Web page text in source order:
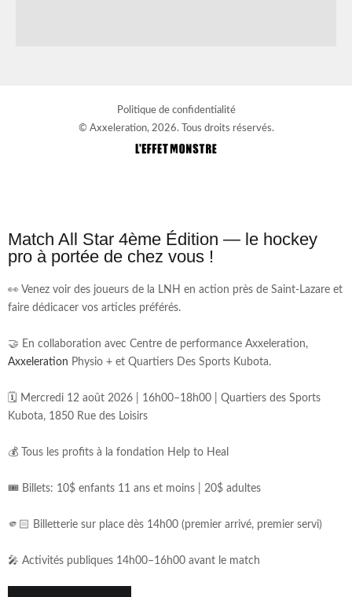
© Axxeleration, 2026. Tous droits réservés.
Politique de confidentialité
Match All Star 4ème Édition — le hockey
pro à portée de chez vous !
👀 Venez voir des joueurs de la LNH en action près de Saint-Lazare et
faire dédicacer vos articles préférés.
🤝 En collaboration avec Centre de performance Axxeleration,
Axxeleration Physio + et Quartiers Des Sports Kubota.
🗓️ Mercredi 12 août 2026 | 16h00–18h00 | Quartiers des Sports
Kubota, 1850 Rue des Loisirs
💰 Tous les profits à la fondation Help to Heal
🎟️ Billets: 10$ enfants 11 ans et moins | 20$ adultes
🫵🏻 Billetterie sur place dès 14h00 (premier arrivé, premier servi)
🎤 Activités publiques 14h00–16h00 avant le match